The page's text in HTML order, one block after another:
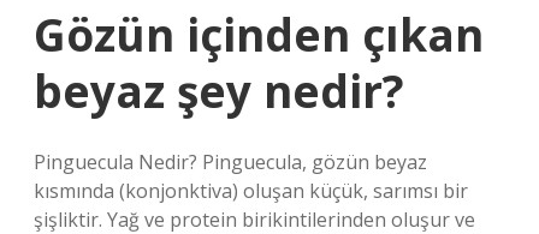
Gözün içinden çıkan
beyaz şey nedir?
Pinguecula Nedir? Pinguecula, gözün beyaz
kısmında (konjonktiva) oluşan küçük, sarımsı bir
şişliktir. Yağ ve protein birikintilerinden oluşur ve